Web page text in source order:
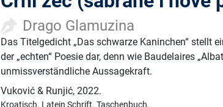
Drago Glamuzina
Das Titelgedicht „Das schwarze Kaninchen“ stellt
der „echten“ Poesie dar, denn wie Baudelaires
unmissverständliche Aussagekraft.
Vuković & Runjić,2022.
Kroatisch. Latein Schrift.Taschenbuch.